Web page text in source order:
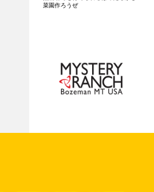
菜園作ろうぜ